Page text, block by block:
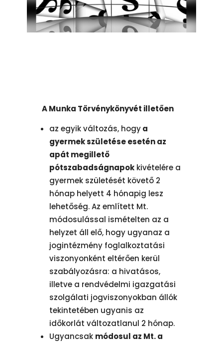
A Munka Törvénykönyvét illetően
az egyik változás, hogya
gyermek születése esetén az
apát megillető
pótszabadságnapok kivételére a
gyermek születését követő 2
hónap helyett 4 hónapig lesz
lehetőség. Az említett Mt.
módosulással ismételten az a
helyzet áll elő, hogy ugyanaz a
jogintézmény foglalkoztatási
viszonyonként eltérően kerül
szabályozásra: a hivatásos,
illetve a rendvédelmi igazgatási
szolgálati jogviszonyokban állók
tekintetében ugyanis az
időkorlát változatlanul 2 hónap.
Ugyancsak módosul az Mt. a